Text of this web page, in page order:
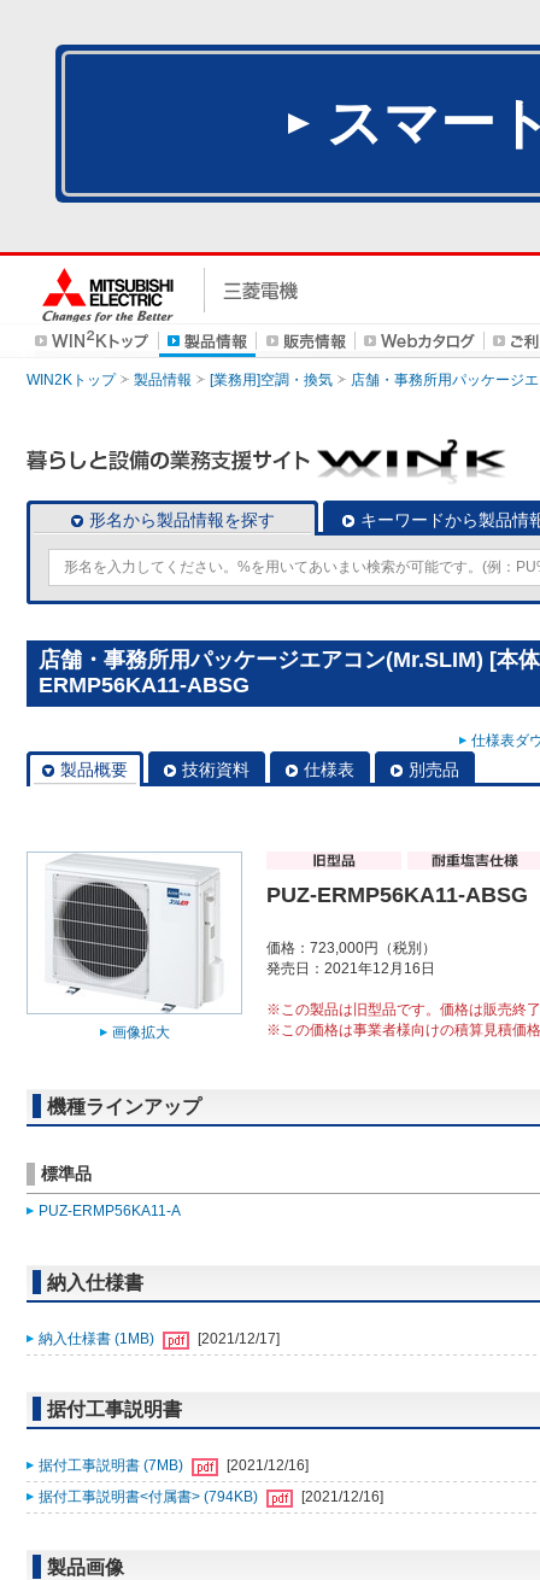
スマー
WIN2Kトップ 製品情報 [業務用]空調・換気 店舗・事務所用パッケージ
形名から製品情報を探す キーワードから製品情
店舗・事務所用パッケージエアコン(Mr.SLIM) [本
ERMP56KA11-ABSG
仕様表ダ
製品概要 技術資料 仕様表 別売品
画像拡大
PUZ-ERMP56KA11-ABSG
価格：723,000円（税別）
発売日：2021年12月16日
※この製品は旧型品です。価格は販売終
※この価格は事業者様向けの積算見積価
機種ラインアップ
標準品
PUZ-ERMP56KA11-A
納入仕様書
納入仕様書 (1MB) [2021/12/17]
据付工事説明書
据付工事説明書 (7MB)
[2021/12/16]
据付工事説明書<付属書> (794KB)
[2021/12/16]
製品画像